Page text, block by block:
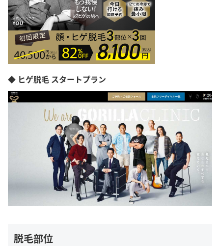
◆ ヒゲ脱毛 スタートプラン
脱毛部位